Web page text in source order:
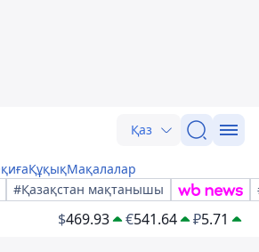
Қаз
ҚұқықМақалалар
#Қазақстан мақтанышы
$469.93 €541.64 ₽5.71